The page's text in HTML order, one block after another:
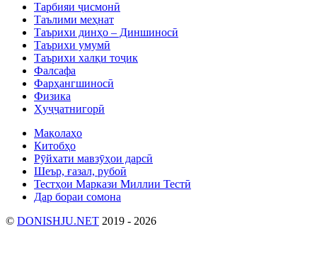
Тарбияи ҷисмонӣ
Таълими меҳнат
Таърихи динҳо – Диншиносӣ
Таърихи умумӣ
Таърихи халқи тоҷик
Фалсафа
Фарҳангшиносӣ
Физика
Ҳуҷҷатнигорӣ
Мақолаҳо
Китобҳо
Рӯйхати мавзӯҳои дарсӣ
Шеър, ғазал, рубоӣ
Тестҳои Маркази Миллии Тестӣ
Дар бораи сомона
© DONISHJU.NET 2019 - 2026